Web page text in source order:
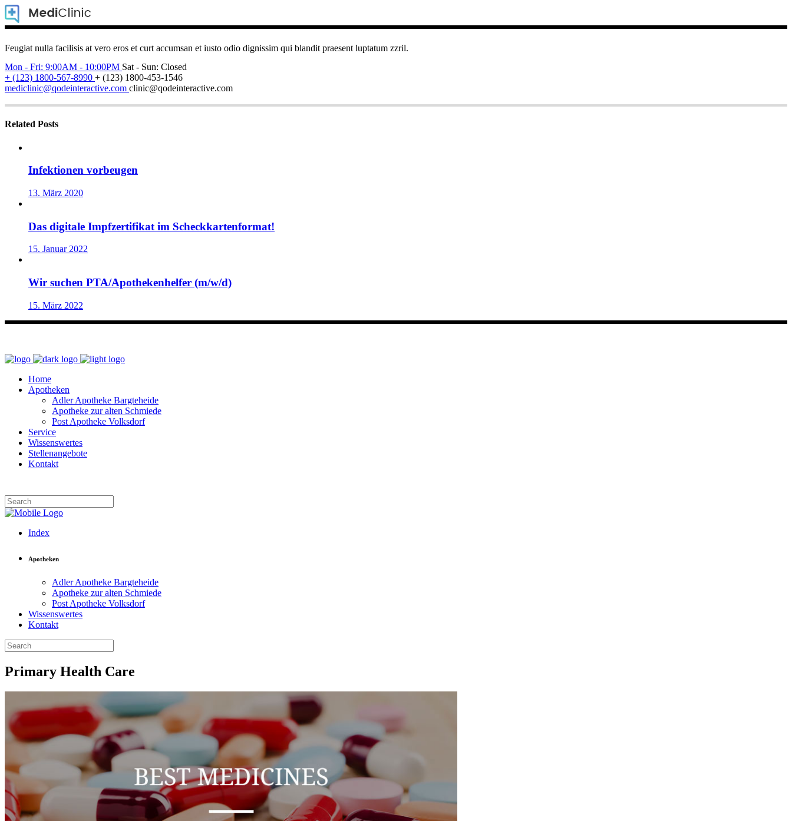
Feugiat nulla facilisis at vero eros et curt accumsan et iusto odio dignissim qui blandit praesent luptatum zzril.
Mon - Fri: 9:00AM - 10:00PM Sat - Sun: Closed
+ (123) 1800-567-8990 + (123) 1800-453-1546
mediclinic@qodeinteractive.com clinic@qodeinteractive.com
Related Posts
Infektionen vorbeugen
13. März 2020
Das digitale Impfzertifikat im Scheckkartenformat!
15. Januar 2022
Wir suchen PTA/Apothekenhelfer (m/w/d)
15. März 2022
Home
Apotheken
Adler Apotheke Bargteheide
Apotheke zur alten Schmiede
Post Apotheke Volksdorf
Service
Wissenswertes
Stellenangebote
Kontakt
Index
Apotheken
Adler Apotheke Bargteheide
Apotheke zur alten Schmiede
Post Apotheke Volksdorf
Wissenswertes
Kontakt
Primary Health Care